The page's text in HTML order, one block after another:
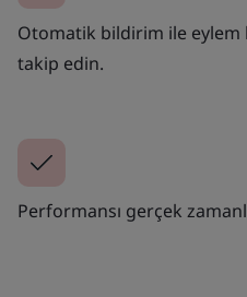
Otomatik bildirim ile eylem
takip edin.
Performansı gerçek